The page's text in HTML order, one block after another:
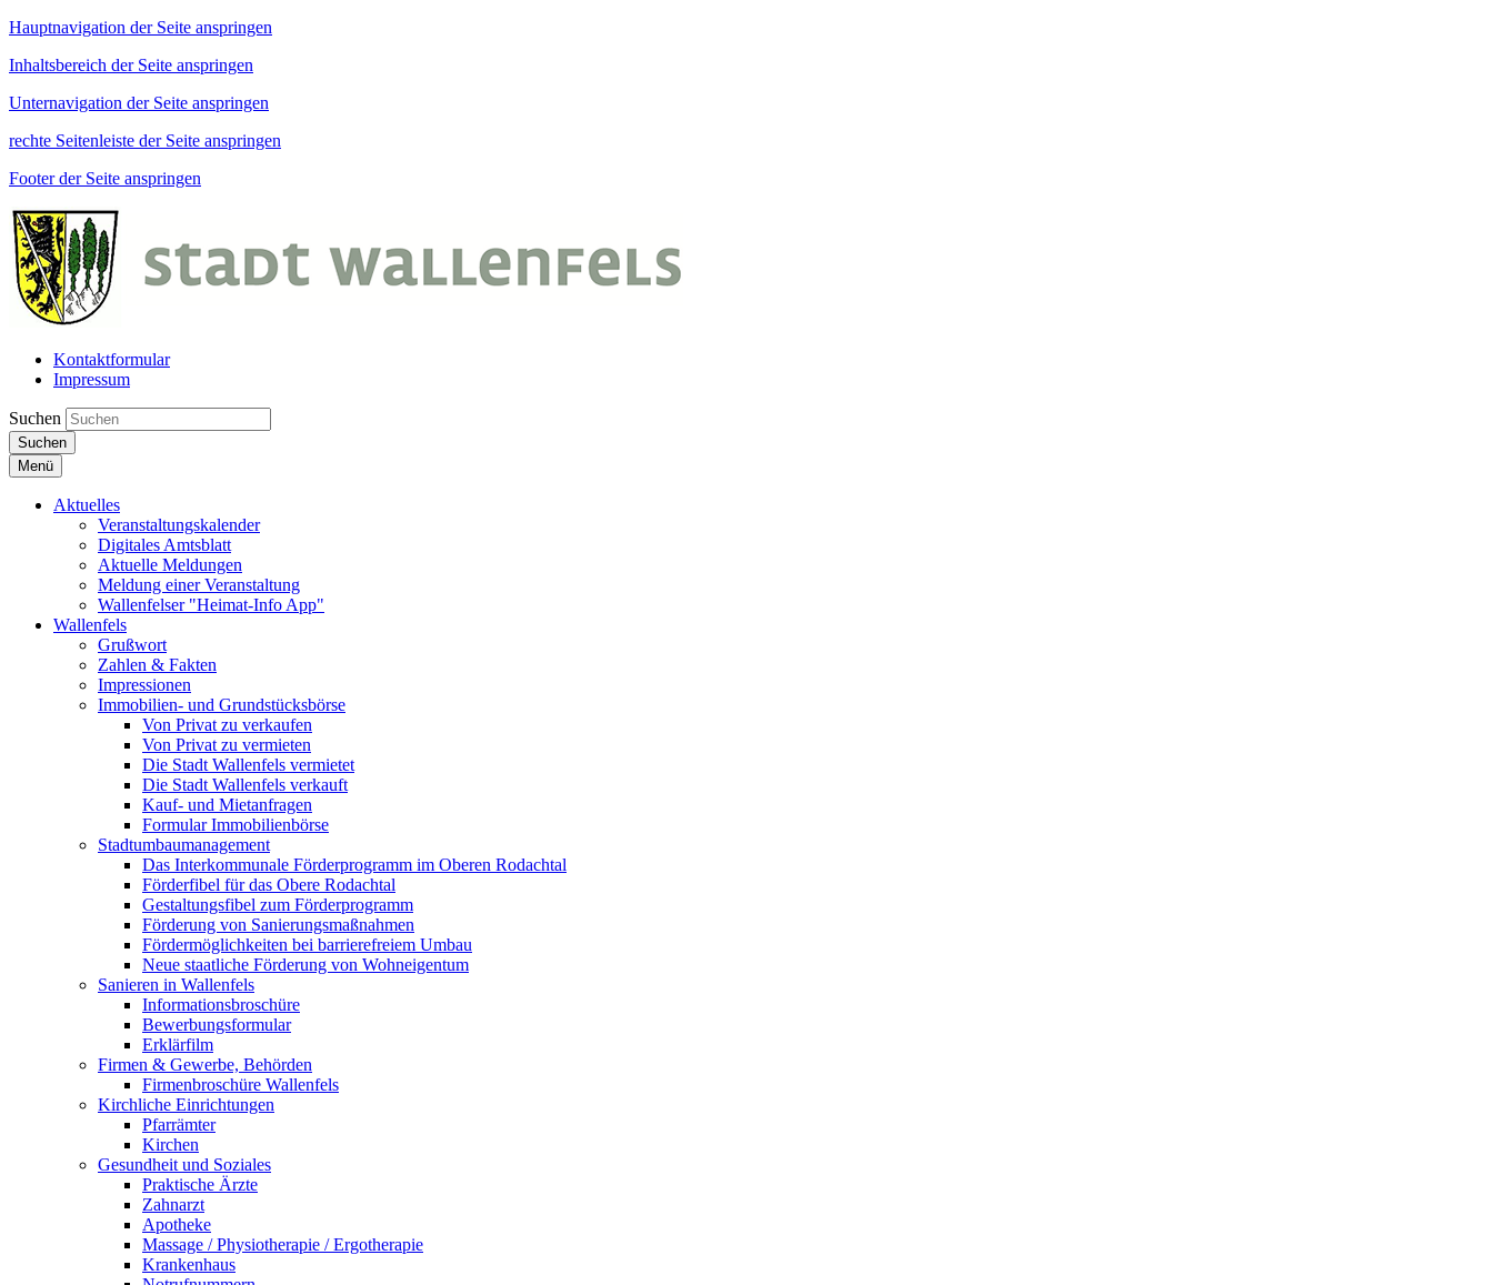
Hauptnavigation der Seite anspringen
Inhaltsbereich der Seite anspringen
Unternavigation der Seite anspringen
rechte Seitenleiste der Seite anspringen
Footer der Seite anspringen
Kontaktformular
Impressum
Suchen
Suchen
Menü
Aktuelles
Veranstaltungskalender
Digitales Amtsblatt
Aktuelle Meldungen
Meldung einer Veranstaltung
Wallenfelser "Heimat-Info App"
Wallenfels
Grußwort
Zahlen & Fakten
Impressionen
Immobilien- und Grundstücksbörse
Von Privat zu verkaufen
Von Privat zu vermieten
Die Stadt Wallenfels vermietet
Die Stadt Wallenfels verkauft
Kauf- und Mietanfragen
Formular Immobilienbörse
Stadtumbaumanagement
Das Interkommunale Förderprogramm im Oberen Rodachtal
Förderfibel für das Obere Rodachtal
Gestaltungsfibel zum Förderprogramm
Förderung von Sanierungsmaßnahmen
Fördermöglichkeiten bei barrierefreiem Umbau
Neue staatliche Förderung von Wohneigentum
Sanieren in Wallenfels
Informationsbroschüre
Bewerbungsformular
Erklärfilm
Firmen & Gewerbe, Behörden
Firmenbroschüre Wallenfels
Kirchliche Einrichtungen
Pfarrämter
Kirchen
Gesundheit und Soziales
Praktische Ärzte
Zahnarzt
Apotheke
Massage / Physiotherapie / Ergotherapie
Krankenhaus